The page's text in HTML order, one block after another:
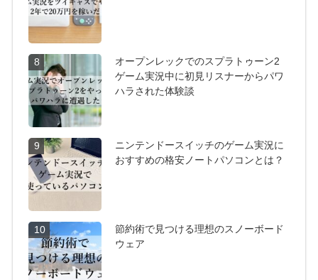
8
オープンレックでのスプラトゥーン2
ゲーム実況中に初見リスナーからパワ
ハラされた体験談
9
ニンテンドースイッチのゲーム実況に
おすすめの格安ノートパソコンとは？
10
節約術で見つける理想のスノーボード
ウェア